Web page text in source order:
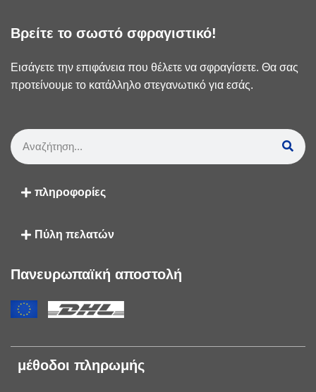
Βρείτε το σωστό σφραγιστικό!
Εισάγετε την επιφάνεια που θέλετε να σφραγίσετε. Θα σας
προτείνουμε το κατάλληλο στεγανωτικό για εσάς.
πληροφορίες
Πύλη πελατών
Πανευρωπαϊκή αποστολή
μέθοδοι πληρωμής